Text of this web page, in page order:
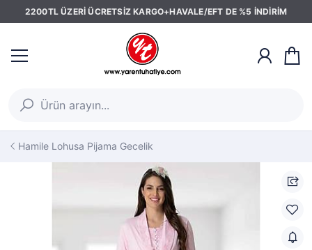
2200TL ÜZERİ ÜCRETSİZ KARGO+HAVALE/EFT DE %5 İNDİRİM
Hamile Lohusa Pijama Gecelik